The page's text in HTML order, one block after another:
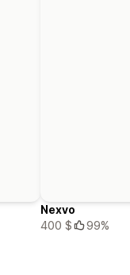
Nexvo
400 $
99%